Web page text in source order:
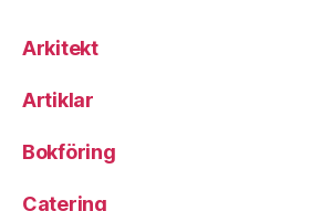
Arkitekt
Artiklar
Bokföring
Catering